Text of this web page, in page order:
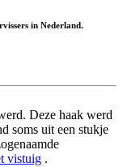
in Nederland.
Deze haak werd
soms uit een stukje
vistuig .